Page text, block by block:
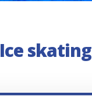
Ice skating